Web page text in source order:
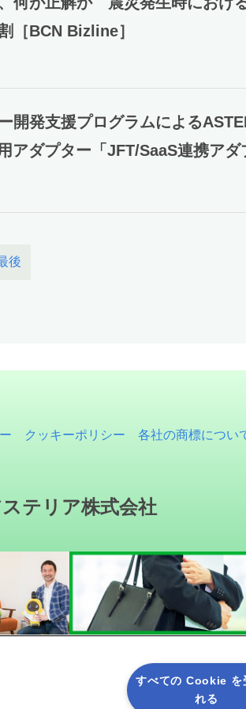
［BCN Bizline］
開発支援プログラムによる
アダプター「JFT/SaaS連携アダ
後
クッキーポリシー 各社の商標につい
テリア株式会社
すべての Cookie を
れる